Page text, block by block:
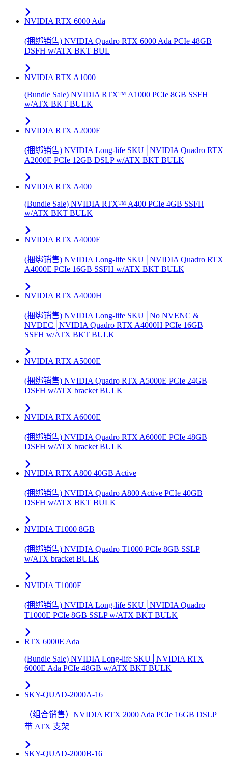
NVIDIA RTX 6000 Ada
(捆绑销售) NVIDIA Quadro RTX 6000 Ada PCIe 48GB
DSFH w/ATX BKT BUL
NVIDIA RTX A1000
(Bundle Sale) NVIDIA RTX™ A1000 PCIe 8GB SSFH
w/ATX BKT BULK
NVIDIA RTX A2000E
(捆绑销售) NVIDIA Long-life SKU│NVIDIA Quadro RTX
A2000E PCIe 12GB DSLP w/ATX BKT BULK
NVIDIA RTX A400
(Bundle Sale) NVIDIA RTX™ A400 PCIe 4GB SSFH
w/ATX BKT BULK
NVIDIA RTX A4000E
(捆绑销售) NVIDIA Long-life SKU│NVIDIA Quadro RTX
A4000E PCIe 16GB SSFH w/ATX BKT BULK
NVIDIA RTX A4000H
(捆绑销售) NVIDIA Long-life SKU│No NVENC &
NVDEC│NVIDIA Quadro RTX A4000H PCIe 16GB
SSFH w/ATX BKT BULK
NVIDIA RTX A5000E
(捆绑销售) NVIDIA Quadro RTX A5000E PCIe 24GB
DSFH w/ATX bracket BULK
NVIDIA RTX A6000E
(捆绑销售) NVIDIA Quadro RTX A6000E PCIe 48GB
DSFH w/ATX bracket BULK
NVIDIA RTX A800 40GB Active
(捆绑销售) NVIDIA Quadro A800 Active PCIe 40GB
DSFH w/ATX BKT BULK
NVIDIA T1000 8GB
(捆绑销售) NVIDIA Quadro T1000 PCIe 8GB SSLP
w/ATX bracket BULK
NVIDIA T1000E
(捆绑销售) NVIDIA Long-life SKU│NVIDIA Quadro
T1000E PCIe 8GB SSLP w/ATX BKT BULK
RTX 6000E Ada
(Bundle Sale) NVIDIA Long-life SKU│NVIDIA RTX
6000E Ada PCIe 48GB w/ATX BKT BULK
SKY-QUAD-2000A-16
（组合销售）NVIDIA RTX 2000 Ada PCIe 16GB DSLP
带 ATX 支架
SKY-QUAD-2000B-16